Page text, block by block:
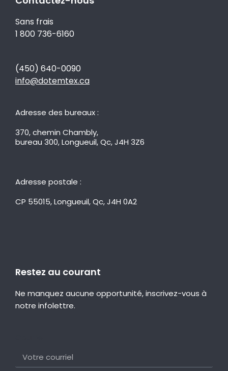
Restez au courant
Ne manquez aucune opportunité, inscrivez-vous à
notre infolettre.
Sans frais
1 800 736-6160
(450) 640-0090
info@dotemtex.ca
Adresse des bureaux :
370, chemin Chambly,
bureau 300, Longueuil, Qc, J4H 3Z6
Adresse postale :
CP 55015, Longueuil, Qc, J4H 0A2